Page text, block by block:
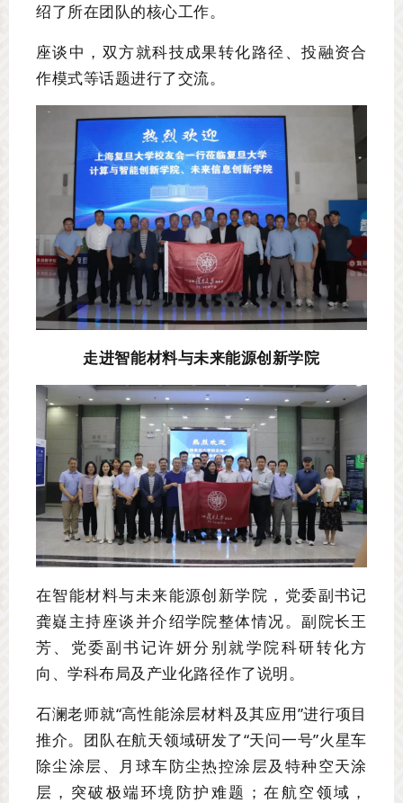
绍了所在团队的核心工作。
座谈中，双方就科技成果转化路径、投融资合
作模式等话题进行了交流。
走进智能材料与未来能源创新学院
在智能材料与未来能源创新学院，党委副书记
龚嶷主持座谈并介绍学院整体情况。副院长王
芳、党委副书记许妍分别就学院科研转化方
向、学科布局及产业化路径作了说明。
石澜老师就“高性能涂层材料及其应用”进行项目
推介。团队在航天领域研发了“天问一号”火星车
除尘涂层、月球车防尘热控涂层及特种空天涂
层，突破极端环境防护难题；在航空领域，